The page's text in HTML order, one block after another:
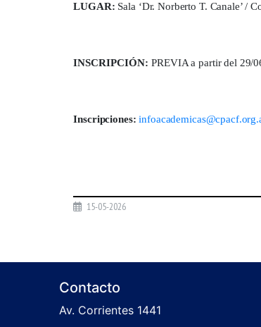
LUGAR: Sala ‘Dr. Norberto T. Canale’ /
INSCRIPCIÓN:PREVIA a partir del 29/
Inscripciones:
15-05-2026
Contacto
Av. Corrientes 1441